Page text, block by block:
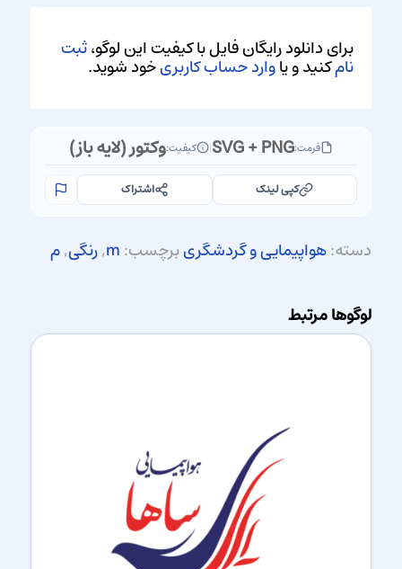
برای دانلود رایگان فایل با کیفیت این لوگو،ثبت
نامکنید و یاوارد حساب کاربریخود شوید.
فرمت:SVG + PNG
| کیفیت:وکتور (لایه باز)
کپی لینک اشتراک
دسته:هواپیمایی و گردشگریبرچسب:m
,رنگی,م
لوگوها مرتبط